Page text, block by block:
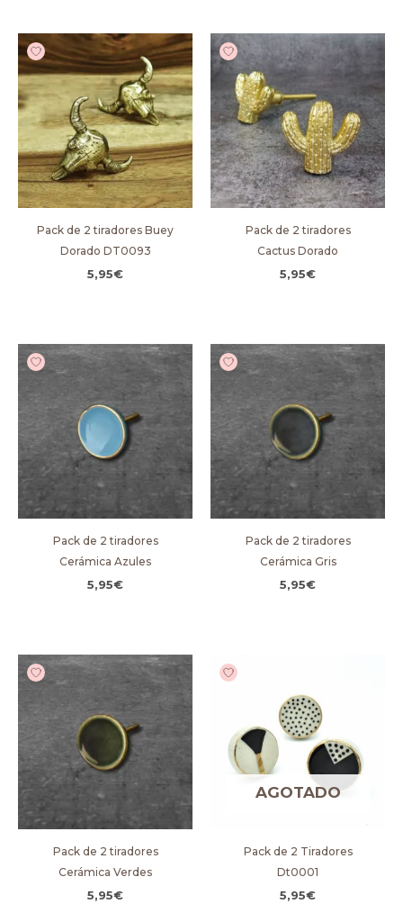
Pack de 2 tiradores Buey
Dorado DT0093
5,95€
Pack de 2 tiradores
Cactus Dorado
5,95€
Pack de 2 tiradores
Cerámica Azules
5,95€
Pack de 2 tiradores
Cerámica Gris
5,95€
Pack de 2 tiradores
Cerámica Verdes
5,95€
AGOTADO
Pack de 2 Tiradores
Dt0001
5,95€